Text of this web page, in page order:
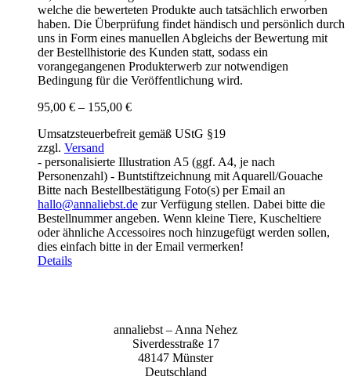
welche die bewerteten Produkte auch tatsächlich erworben
haben. Die Überprüfung findet händisch und persönlich durch
uns in Form eines manuellen Abgleichs der Bewertung mit
der Bestellhistorie des Kunden statt, sodass ein
vorangegangenen Produkterwerb zur notwendigen
Bedingung für die Veröffentlichung wird.
95,00 € – 155,00 €Preisspanne:
bis
Umsatzsteuerbefreit gemäß UStG §19
zzgl. Versand
- personalisierte Illustration A5 (ggf. A4, je nach
Personenzahl) - Buntstiftzeichnung mit Aquarell/Gouache
Bitte nach Bestellbestätigung Foto(s) per Email an
hallo@annaliebst.de zur Verfügung stellen. Dabei bitte die
Bestellnummer angeben. Wenn kleine Tiere, Kuscheltiere
oder ähnliche Accessoires noch hinzugefügt werden sollen,
dies einfach bitte in der Email vermerken!
Details
anna­liebst – Anna Nehez
Sive­r­des­stra­ße 17
48147 Müns­ter
Deutsch­land